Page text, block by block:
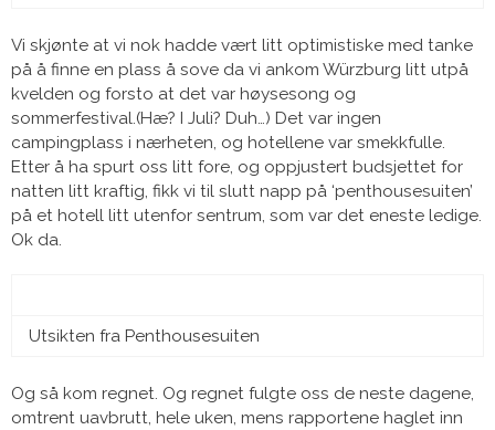
Vi skjønte at vi nok hadde vært litt optimistiske med tanke
på å finne en plass å sove da vi ankom Würzburg litt utpå
kvelden og forsto at det var høysesong og
sommerfestival.(Hæ? I Juli? Duh…) Det var ingen
campingplass i nærheten, og hotellene var smekkfulle.
Etter å ha spurt oss litt fore, og oppjustert budsjettet for
natten litt kraftig, fikk vi til slutt napp på ‘penthousesuiten’
på et hotell litt utenfor sentrum, som var det eneste ledige.
Ok da.
Utsikten fra Penthousesuiten
Og så kom regnet. Og regnet fulgte oss de neste dagene,
omtrent uavbrutt, hele uken, mens rapportene haglet inn